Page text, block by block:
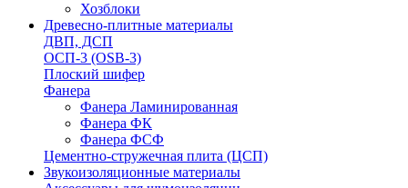
Хозблоки
Древесно-плитные материалы
ДВП, ДСП
ОСП-3 (OSB-3)
Плоский шифер
Фанера
Фанера Ламинированная
Фанера ФК
Фанера ФСФ
Цементно-стружечная плита (ЦСП)
Звукоизоляционные материалы